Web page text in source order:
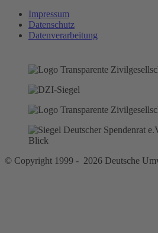
Impressum
Datenschutz
Datenverarbeitung
© Copyright 1999 - 2026 Deutsche